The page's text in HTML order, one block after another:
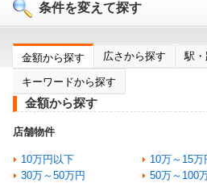
条件を変えて探す
金額から探す 広さから探す 駅
キーワードから探す
金額から探す
店舗物件
10万円以下 10万～15万
30万～50万円
50万～100